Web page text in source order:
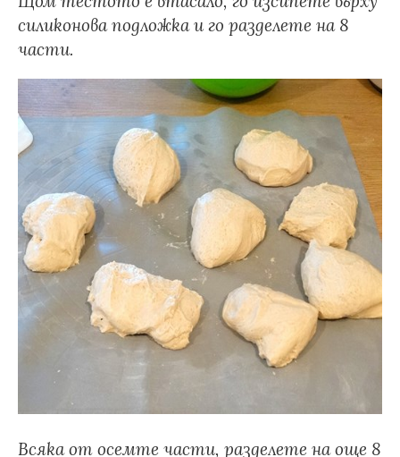
силиконова подложка и го разделете на 8
части.
Всяка от осемте части, разделете на още 8